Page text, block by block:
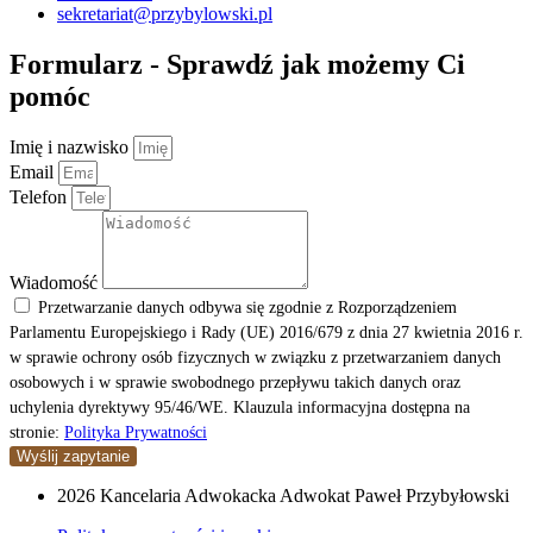
sekretariat@przybylowski.pl
Formularz - Sprawdź jak możemy Ci
pomóc
Imię i nazwisko
Email
Telefon
Wiadomość
Przetwarzanie danych odbywa się zgodnie z Rozporządzeniem
Parlamentu Europejskiego i Rady (UE) 2016/679 z dnia 27 kwietnia 2016 r.
w sprawie ochrony osób fizycznych w związku z przetwarzaniem danych
osobowych i w sprawie swobodnego przepływu takich danych oraz
uchylenia dyrektywy 95/46/WE. Klauzula informacyjna dostępna na
stronie: Polityka Prywatności
Wyślij zapytanie
2026 Kancelaria Adwokacka Adwokat Paweł Przybyłowski